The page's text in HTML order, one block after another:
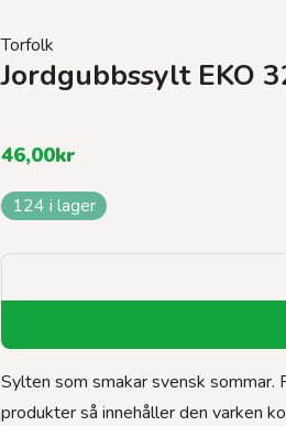
Torfolk
Jordgubbssylt EKO
46,00kr
124 i lager
Sylten som smakar svensk sommar.
produkter så innehåller den varken